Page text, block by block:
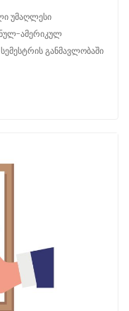
უმაღლესი
ამერიკულ
განმავლობაში